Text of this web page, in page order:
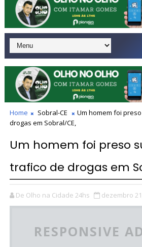
Home Sobral-CE
Um homem foi
drogas em Sobral/CE,
Um homem foi preso
trafico de drogas em
De Olho na Cidade 24hs dezembro
RESPONSIVE